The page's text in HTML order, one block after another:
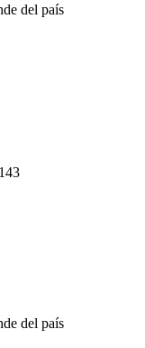
del país
del país